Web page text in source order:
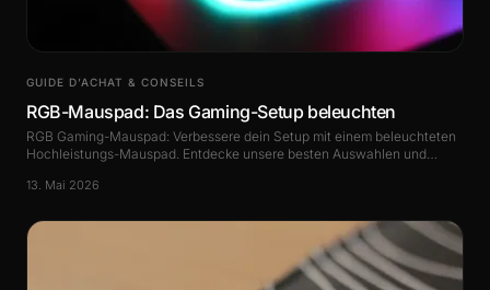
GUIDE D’ACHAT & CONSEILS
RGB-Mauspad: Das Gaming-Setup beleuchten
RGB Gaming-Mauspad: Verbessere dein Setup mit einem beleuchteten
Hochleistungs-Mauspad. Entdecke unsere besten Auswahlen und
13. Mai 2026